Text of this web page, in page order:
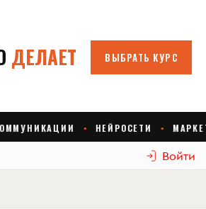
Войти